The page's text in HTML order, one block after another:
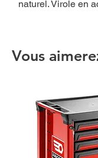
naturel. Virole en
Vous